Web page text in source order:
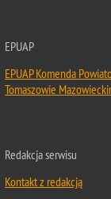
EPUAP
EPUAP Komenda
Tomaszowie
Redakcja serwisu
Kontakt z redakcją